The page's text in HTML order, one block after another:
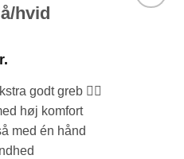
hvid
pris
er:
275,00 kr..
godt greb 🤾‍♂️
høj komfort
med én hånd